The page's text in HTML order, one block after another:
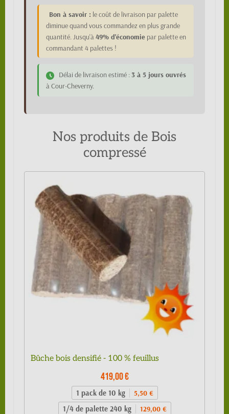
Bon à savoir : le coût de livraison par palette
diminue quand vous commandez en plus grande
quantité. Jusqu'à49% d'économie par palette en
commandant 4 palettes !
Délai de livraison estimé : 3 à 5 jours ouvrés
à Cour-Cheverny.
Nos produits de Bois
compressé
Bûche bois densifié - 100 % feuillus
419,00 €
1 pack de 10 kg 5,50 €
1/4 de palette 240 kg 129,00 €